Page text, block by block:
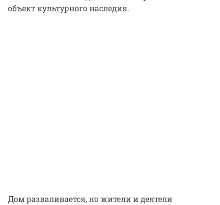
объект культурного наследия.
Дом разваливается, но жители и деятели